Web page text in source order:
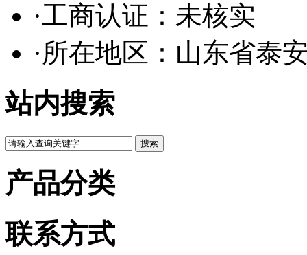
·工商认证： 未核实
·所在地区：山东省泰
站内搜索
产品分类
联系方式